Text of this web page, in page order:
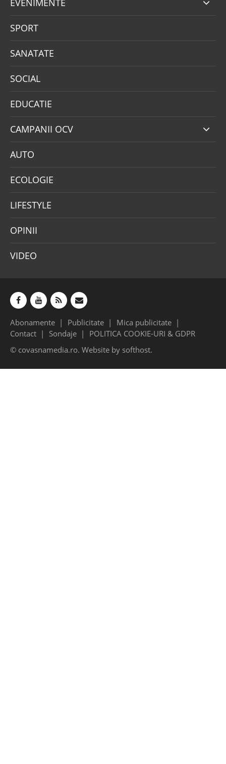
EVENIMENTE
SPORT
SANATATE
SOCIAL
EDUCATIE
CAMPANII OCV
AUTO
ECOLOGIE
LIFESTYLE
OPINII
VIDEO
Abonamente Publicitate
Mica publicitate
Contact
Sondaje
POLITICA COOKIE-URI & GDPR
© covasnamedia.ro. Website by softhost.